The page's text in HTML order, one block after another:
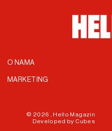
O NAMA
MARKETING
© 2026 , Hello Magazin
Developed by Cubes